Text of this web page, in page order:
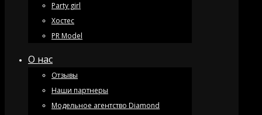
Party girl
Хостес
PR Model
О нас
Отзывы
Наши партнеры
Модельное агентство Diamond